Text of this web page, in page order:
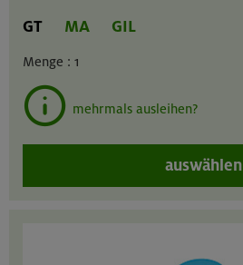
GT MA GIL
Menge : 1
mehrmals ausleihen?
auswählen